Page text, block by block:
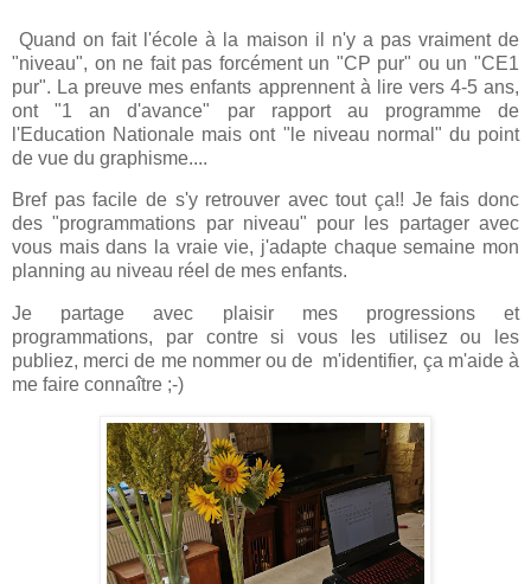
Quand on fait l'école à la maison il n'y a pas vraiment de
"niveau", on ne fait pas forcément un "CP pur" ou un "CE1
pur". La preuve mes enfants apprennent à lire vers 4-5 ans,
ont "1 an d'avance" par rapport au programme de
l'Education Nationale mais ont "le niveau normal" du point
de vue du graphisme....
Bref pas facile de s'y retrouver avec tout ça!! Je fais donc
des "programmations par niveau" pour les partager avec
vous mais dans la vraie vie, j'adapte chaque semaine mon
planning au niveau réel de mes enfants.
Je partage avec plaisir mes progressions et
programmations, par contre si vous les utilisez ou les
publiez, merci de me nommer ou de m'identifier, ça m'aide à
me faire connaître ;-)